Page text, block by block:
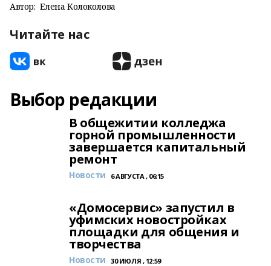
Автор: Елена Колоколова
Читайте нас
Выбор редакции
В общежитии колледжа
горной промышленности
завершается капитальный
ремонт
Новости 6 АВГУСТА , 06:15
«Домосервис» запустил в
уфимских новостройках
площадки для общения и
творчества
Новости 30 ИЮЛЯ , 12:59